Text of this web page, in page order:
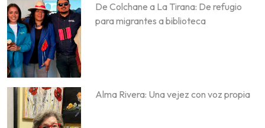
De Colchane a La Tirana: De refugio
para migrantes a biblioteca
Alma Rivera: Una vejez con voz propia